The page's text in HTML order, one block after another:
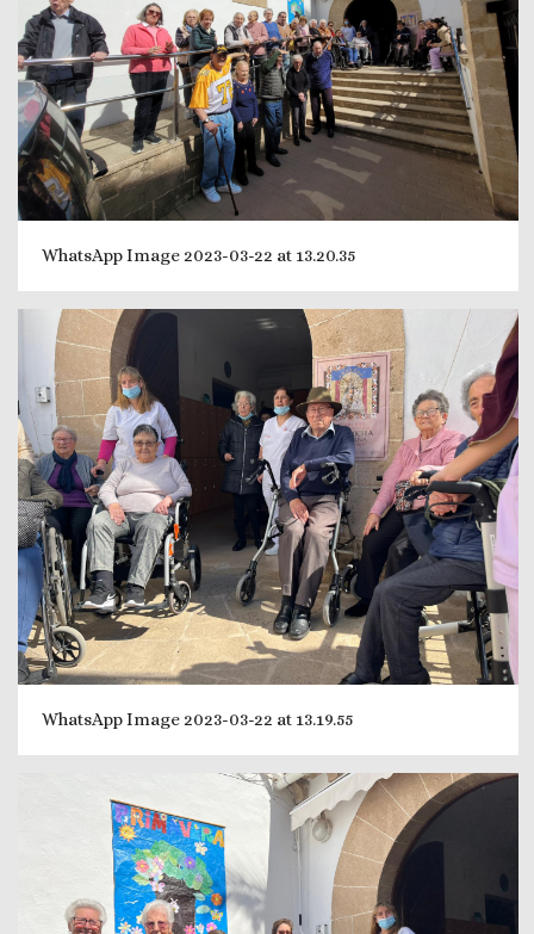
WhatsApp Image 2023-03-22 at 13.20.35
WhatsApp Image 2023-03-22 at 13.19.55